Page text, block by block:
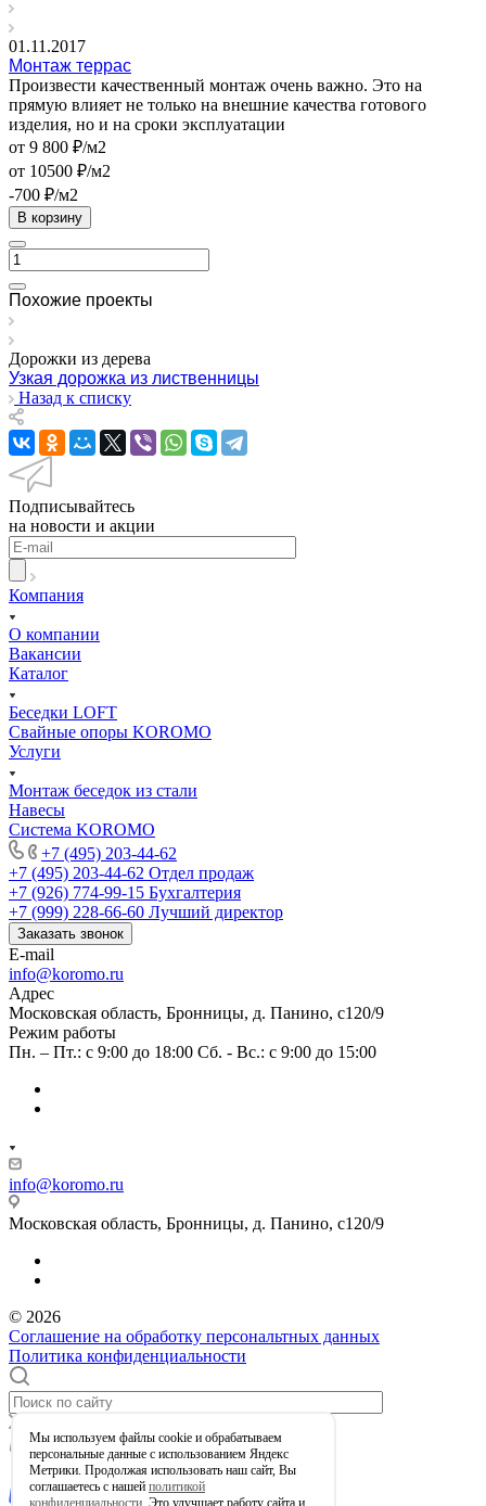
01.11.2017
Монтаж террас
Произвести качественный монтаж очень важно. Это на
прямую влияет не только на внешние качества готового
изделия, но и на сроки эксплуатации
от 9 800 ₽/м2
от 10500 ₽/м2
-700 ₽/м2
В корзину
Похожие проекты
Дорожки из дерева
Узкая дорожка из лиственницы
Назад к списку
Подписывайтесь
на новости и акции
Компания
О компании
Вакансии
Каталог
Беседки LOFT
Свайные опоры KOROMO
Услуги
Монтаж беседок из стали
Навесы
Система KOROMO
+7 (495) 203-44-62
+7 (495) 203-44-62 Отдел продаж
+7 (926) 774-99-15 Бухгалтерия
+7 (999) 228-66-60 Лучший директор
Заказать звонок
E-mail
info@koromo.ru
Адрес
Московская область, Бронницы, д. Панино, с120/9
Режим работы
Пн. – Пт.: с 9:00 до 18:00 Сб. - Вс.: с 9:00 до 15:00
info@koromo.ru
Московская область, Бронницы, д. Панино, с120/9
© 2026
Соглашение на обработку персональтных данных
Политика конфиденциальности
0 Корзина
Мы используем файлы сookie и обрабатываем
персональные данные с использованием Яндекс
Метрики. Продолжая использовать наш сайт, Вы
соглашаетесь с нашей политикой
конфиденциальности . Это улучшает работу сайта и